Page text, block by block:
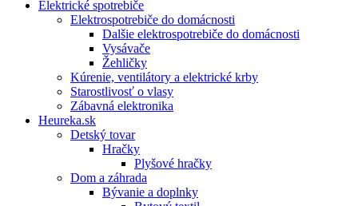
Elektrické spotrebiče
Elektrospotrebiče do domácnosti
Dalšie elektrospotrebiče do domácnosti
Vysávače
Žehličky
Kúrenie, ventilátory a elektrické krby
Starostlivosť o vlasy
Zábavná elektronika
Heureka.sk
Detský tovar
Hračky
Plyšové hračky
Dom a záhrada
Bývanie a doplnky